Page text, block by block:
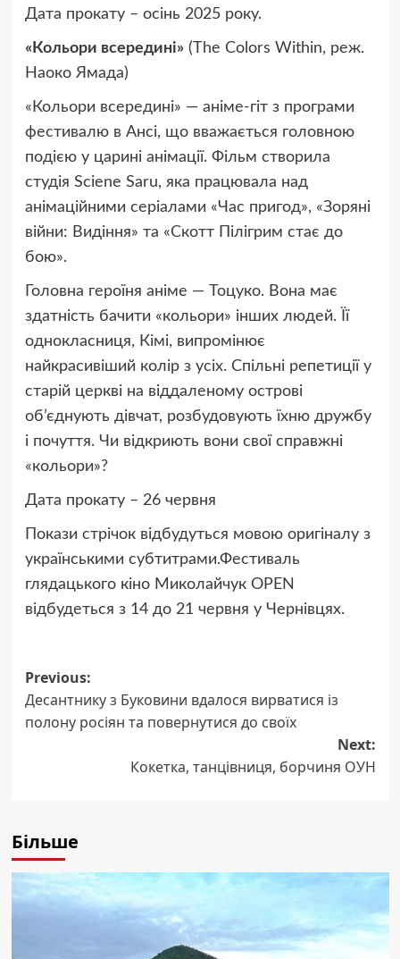
Дата прокату – осінь 2025 року.
«Кольори всередині»(The Colors Within, реж.
Наоко Ямада)
«Кольори всередині» — аніме-гіт з програми
фестивалю в Ансі, що вважається головною
подією у царині анімації. Фільм створила
студія Sciene Saru, яка працювала над
анімаційними серіалами «Час пригод», «Зоряні
війни: Видіння» та «Скотт Пілігрим стає до
бою».
Головна героїня аніме — Тоцуко. Вона має
здатність бачити «кольори» інших людей. Її
однокласниця, Кімі, випромінює
найкрасивіший колір з усіх. Спільні репетиції у
старій церкві на віддаленому острові
об’єднують дівчат, розбудовують їхню дружбу
і почуття. Чи відкриють вони свої справжні
«кольори»?
Дата прокату – 26 червня
Покази стрічок відбудуться мовою оригіналу з
українськими субтитрами.Фестиваль
глядацького кіно Миколайчук OPEN
відбудеться з 14 до 21 червня у Чернівцях.
Post
navigation
Previous:
Десантнику з Буковини вдалося вирватися із
полону росіян та повернутися до своїх
Next:
Кокетка, танцівниця, борчиня ОУН
Більше